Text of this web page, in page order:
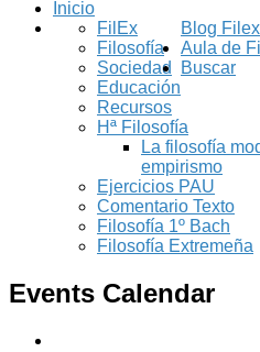
Inicio
Blog Filex
FilEx
Filosofía
Sociedad
Educación
Recursos
Aula de
Hª Filosofía
La filosofía
empirismo
Ejercicios PAU
Comentario Texto
Filosofía 1º Bach
Filosofía Extremeña
Buscar
Events Calendar